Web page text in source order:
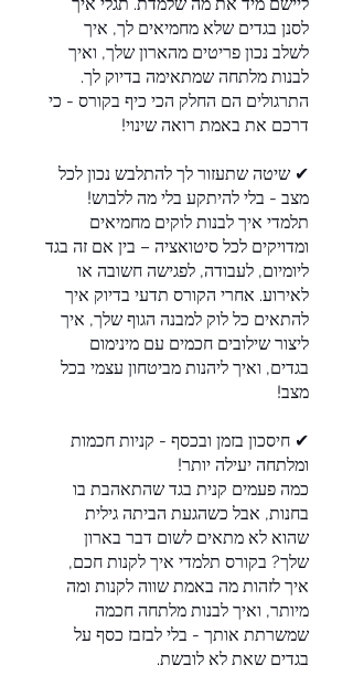
לסנן בגדים שלא מחמיאים לך, איך
לשלב נכון פריטים מהארון שלך, ואיך
לבנות מלתחה שמתאימה בדיוק לך.
התרגולים הם החלק הכי כיף בקורס - כי
✔ שיטה שתעזור לך להתלבש נכון לכל
תלמדי איך לבנות לוקים מחמיאים
ומדויקים לכל סיטואציה – בין אם זה בגד
ליומיום, לעבודה, לפגישה חשובה או
לאירוע. אחרי הקורס תדעי בדיוק איך
להתאים כל לוק למבנה הגוף שלך, איך
ליצור שילובים חכמים עם מינימום
בגדים, ואיך ליהנות מביטחון עצמי בכל
✔ חיסכון בזמן ובכסף - קניות חכמות
כמה פעמים קנית בגד שהתאהבת בו
בחנות, אבל כשהגעת הביתה גילית
שהוא לא מתאים לשום דבר בארון
שלך? בקורס תלמדי איך לקנות חכם,
איך לזהות מה באמת שווה לקנות ומה
מיותר, ואיך לבנות מלתחה חכמה
שמשרתת אותך - בלי לבזבז כסף על